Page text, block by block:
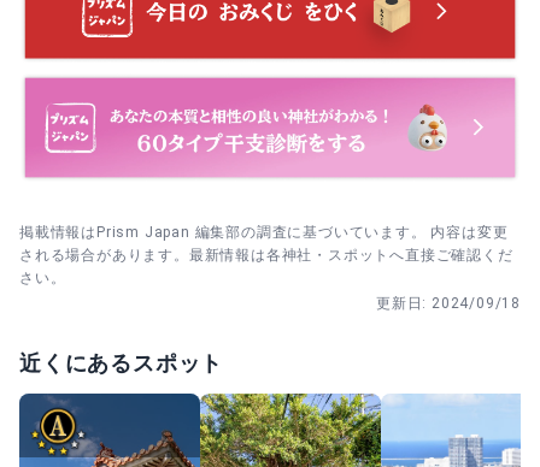
掲載情報はPrism Japan 編集部の調査に基づいています。 内容は変更
される場合があります。最新情報は各神社・スポットへ直接ご確認くだ
さい。
更新日: 2024/09/18
近くにあるスポット